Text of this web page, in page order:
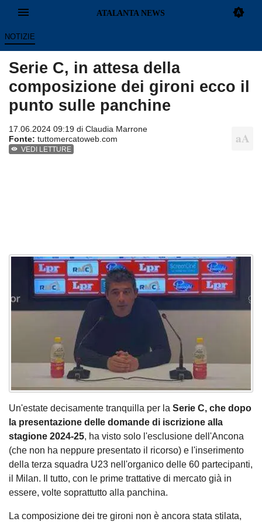
NOTIZIE
Serie C, in attesa della
composizione dei gironi ecco il
punto sulle panchine
17.06.2024 09:19 di Claudia Marrone
Fonte: tuttomercatoweb.com
VEDI LETTURE
Un'estate decisamente tranquilla per la Serie C, che dopo
la presentazione delle domande di iscrizione alla
stagione 2024-25, ha visto solo l'esclusione dell'Ancona
(che non ha neppure presentato il ricorso) e l'inserimento
della terza squadra U23 nell'organico delle 60 partecipanti,
il Milan. Il tutto, con le prime trattative di mercato già in
essere, volte soprattutto alla panchina.
La composizione dei tre gironi non è ancora stata stilata,